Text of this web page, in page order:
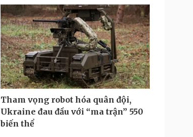
Tham vọng robot hóa quân đội,
Ukraine đau đầu với “ma trận” 550
biến thể